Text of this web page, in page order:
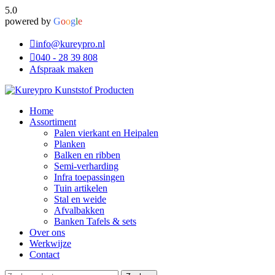
5.0
powered by Google
info@kureypro.nl
040 - 28 39 808
Afspraak maken
Home
Assortiment
Palen vierkant en Heipalen
Planken
Balken en ribben
Semi-verharding
Infra toepassingen
Tuin artikelen
Stal en weide
Afvalbakken
Banken Tafels & sets
Over ons
Werkwijze
Contact